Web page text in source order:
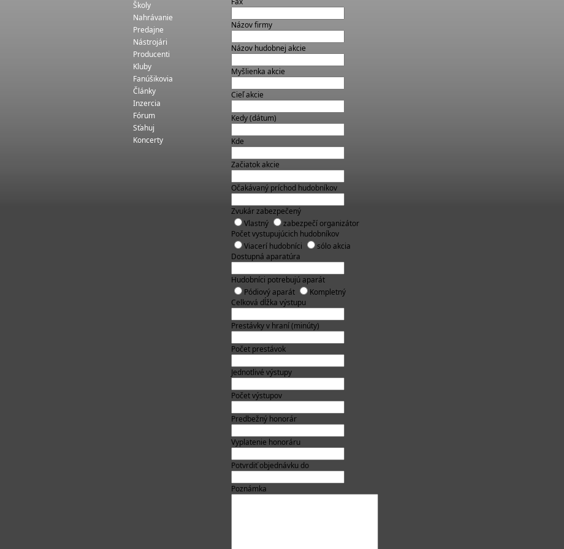
Školy
Nahrávanie
Predajne
Nástrojári
Producenti
Kluby
Fanúšikovia
Články
Inzercia
Fórum
Sťahuj
Koncerty
Názov firmy
Názov hudobnej akcie
Myšlienka akcie
Cieľ akcie
Kedy (dátum)
Kde
Začiatok akcie
Očakávaný príchod hudobníkov
Zvukár zabezpečený
Vlastný
zabezpečí organizátor
Počet vystupujúcich hudobníkov
Viacerí hudobníci
sólo akcia
Dostupná aparatúra
Hudobníci potrebujú aparát
Pódiový aparát
Kompletný
Celková dĺžka výstupu
Prestávky v hraní (minúty)
Počet prestávok
Jednotlivé výstupy
Počet výstupov
Predbežný honorár
Vyplatenie honoráru
Potvrdiť objednávku do
Poznámka